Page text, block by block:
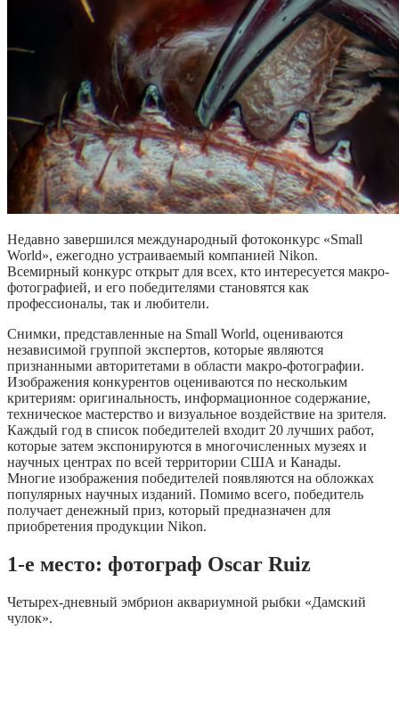
Недавно завершился международный фотоконкурс «Small
World», ежегодно устраиваемый компанией Nikon.
Всемирный конкурс открыт для всех, кто интересуется макро-
фотографией, и его победителями становятся как
профессионалы, так и любители.
Снимки, представленные на Small World, оцениваются
независимой группой экспертов, которые являются
признанными авторитетами в области макро-фотографии.
Изображения конкурентов оцениваются по нескольким
критериям: оригинальность, информационное содержание,
техническое мастерство и визуальное воздействие на зрителя.
Каждый год в список победителей входит 20 лучших работ,
которые затем экспонируются в многочисленных музеях и
научных центрах по всей территории США и Канады.
Многие изображения победителей появляются на обложках
популярных научных изданий. Помимо всего, победитель
получает денежный приз, который предназначен для
приобретения продукции Nikon.
1-е место: фотограф Oscar Ruiz
Четырех-дневный эмбрион аквариумной рыбки «Дамский
чулок».